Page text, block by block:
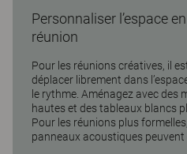
Personnaliser l’espace
réunion
Pour les réunions créatives, il
déplacer librement dans
le rythme. Aménagez avec des
hautes et des tableaux blancs
Pour les réunions plus
panneaux acoustiques peuvent